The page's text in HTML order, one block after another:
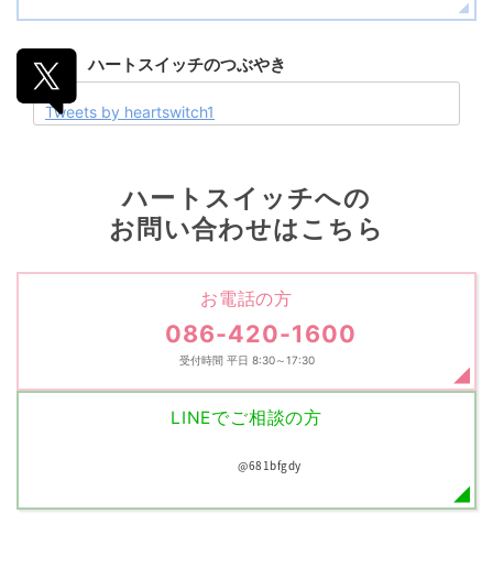
ハートスイッチのつぶやき
Tweets by heartswitch1
ハートスイッチへの
お問い合わせはこちら
お電話の方
086-420-1600
受付時間 平日 8:30～17:30
LINEでご相談の方
@681bfgdy